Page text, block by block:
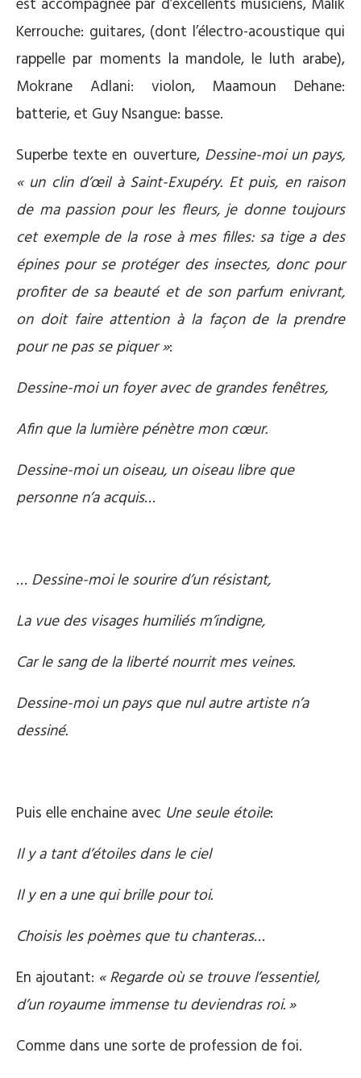
Kerrouche: guitares, (dont l’électro-acoustique qui
rappelle par moments la mandole, le luth arabe),
Mokrane Adlani: violon, Maamoun Dehane:
batterie, et Guy Nsangue: basse.
Superbe texte en ouverture, Dessine-moi un pays,
« un clin d’œil à Saint-Exupéry. Et puis, en raison
de ma passion pour les fleurs, je donne toujours
cet exemple de la rose à mes filles: sa tige a des
épines pour se protéger des insectes, donc pour
profiter de sa beauté et de son parfum enivrant,
on doit faire attention à la façon de la prendre
pour ne pas se piquer »:
Dessine-moi un foyer avec de grandes fenêtres,
Afin que la lumière pénètre mon cœur.
Dessine-moi un oiseau, un oiseau libre que
personne n’a acquis…
… Dessine-moi le sourire d’un résistant,
La vue des visages humiliés m’indigne,
Car le sang de la liberté nourrit mes veines.
Dessine-moi un pays que nul autre artiste n’a
dessiné.
Puis elle enchaine avec Une seule étoile:
Il y a tant d’étoiles dans le ciel
Il y en a une qui brille pour toi.
Choisis les poèmes que tu chanteras…
En ajoutant: « Regarde où se trouve l’essentiel,
d’un royaume immense tu deviendras roi. »
Comme dans une sorte de profession de foi.